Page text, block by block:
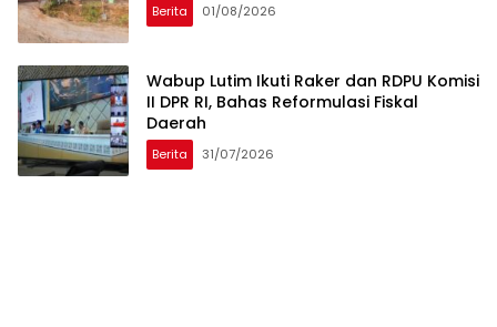
Berita 01/08/2026
Wabup Lutim Ikuti Raker dan RDPU Komisi
II DPR RI, Bahas Reformulasi Fiskal
Daerah
Berita 31/07/2026